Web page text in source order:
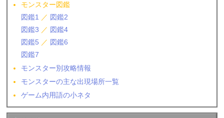
モンスター図鑑
図鑑1 ／ 図鑑2
図鑑3 ／ 図鑑4
図鑑5 ／ 図鑑6
図鑑7
モンスター別攻略情報
モンスターの主な出現場所一覧
ゲーム内用語の小ネタ